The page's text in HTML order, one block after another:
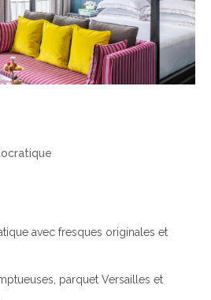
avec fresques originales et
parquet Versailles et